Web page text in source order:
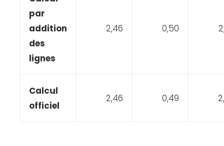
par
addition
des
lignes
2,46 0,50
Calcul
officiel
2,46 0,49